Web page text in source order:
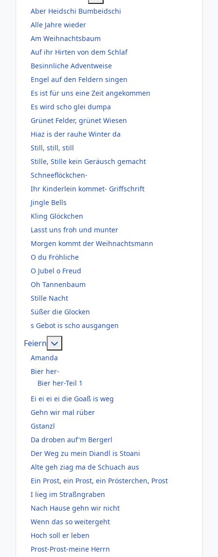
Aber Heidschi Bumbeidschi
Alle Jahre wieder
Am Weihnachtsbaum
Auf ihr Hirten von dem Schlaf
Besinnliche Adventweise
Engel auf den Feldern singen
Es ist für uns eine Zeit angekommen
Es wird scho glei dumpa
Grünet Felder, grünet Wiesen
Hiaz is der rauhe Winter da
Still, still, still
Stille, Stille kein Geräusch gemacht
Schneeflöckchen-
Ihr Kinderlein kommet- Griffschrift
Jingle Bells
Kling Glöckchen
Lasst uns froh und munter
Morgen kommt der Weihnachtsmann
O du Fröhliche
O Jubel o Freud
Oh Tannenbaum
Stille Nacht
Süßer die Glocken
s Gebot is scho ausgangen
Feiern
Amanda
Bier her-
Bier her-Teil 1
Ei ei ei ei die Goaß is weg
Gehn wir mal rüber
Gstanzl
Da droben auf'm Bergerl
Der Weg zu mein Diandl is Stoani
Alte geh ziag ma de Schuach aus
Ein Prost, ein Prost, ein Prösterchen, Prost
I lieg im Straßngraben
Nach Hause gehn wir nicht
Wenn das so weitergeht
Hoch soll er leben
Prost-Prost-meine Herrn